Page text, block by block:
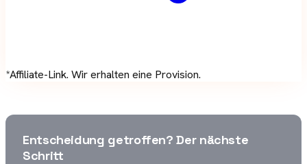
*Affiliate-Link. Wir erhalten eine Provision.
Entscheidung getroffen? Der nächste
Schritt